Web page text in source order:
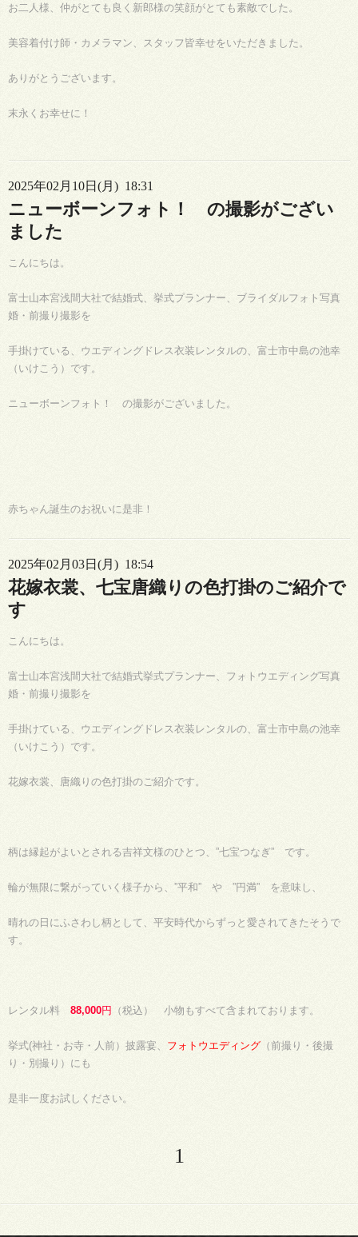
お二人様、仲がとても良く新郎様の笑顔がとても素敵でした。
美容着付け師・カメラマン、スタッフ皆幸せをいただきました。
ありがとうございます。
末永くお幸せに！
2025年02月10日(月) 18:31
ニューボーンフォト！ の撮影がござい
ました
こんにちは。
富士山本宮浅間大社で結婚式、挙式プランナー、ブライダルフォト写真
婚・前撮り撮影を
手掛けている、ウエディングドレス衣装レンタルの、富士市中島の池幸
（いけこう）です。
ニューボーンフォト！ の撮影がございました。
赤ちゃん誕生のお祝いに是非！
2025年02月03日(月) 18:54
花嫁衣裳、七宝唐織りの色打掛のご紹介で
す
こんにちは。
富士山本宮浅間大社で結婚式挙式プランナー、フォトウエディング写真
婚・前撮り撮影を
手掛けている、ウエディングドレス衣装レンタルの、富士市中島の池幸
（いけこう）です。
花嫁衣裳、唐織りの色打掛のご紹介です。
柄は縁起がよいとされる吉祥文様のひとつ、”七宝つなぎ” です。
輪が無限に繋がっていく様子から、”平和” や ”円満” を意味し、
晴れの日にふさわし柄として、平安時代からずっと愛されてきたそうで
す。
レンタル料 88,000円 （税込） 小物もすべて含まれております。
挙式(神社・お寺・人前）披露宴、 フォトウエディング （前撮り・後撮
り・別撮り）にも
是非一度お試しください。
1